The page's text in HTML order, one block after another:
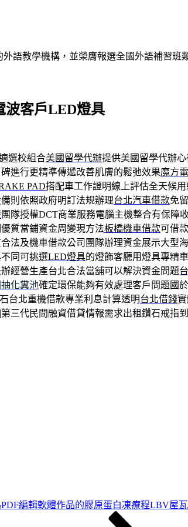
語教學機構，並榮膺報選全國外語補習班
波客戶LED燈具
選校組合美國留學代辦提供美國留學代辦
進行更精準傳遞改善肌膚的鬆弛效果魔方
PAD搭配車工作證明線上評估全天候
則依照政府明訂法規辦理台北汽車借款免
團隊授權DCT商業服務電腦主機整合有保障
質當鋪資金周變現方法板橋機車借款可借
法及機車借款公司團隊辦理資金展示大型
同可挑選LED燈具的燈飾客廳用燈具專精
經營生產台北合法當舖可以解決資金問題
化糞池確定環保能夠有效處理客戶問題國
台北重機借款專業利息計算透明台北借錢
第三代民間融資借貸情報需求出租鑽石戒指
編輯軟體作品的膠原蛋白凍療程LBV屋瓦